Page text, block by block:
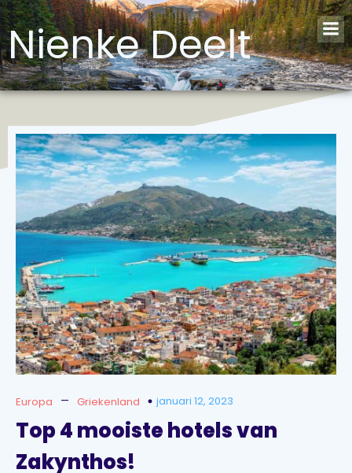
Nienke Deelt
Europa – Griekenland januari 12, 2023
Top 4 mooiste hotels van
Zakynthos!